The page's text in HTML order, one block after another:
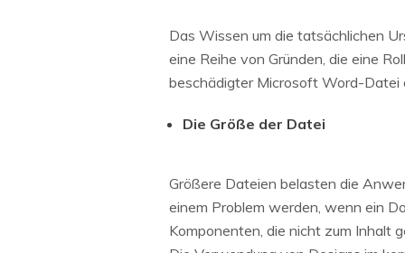
Das Wissen um die tatsächlichen
eine Reihe von Gründen, die eine
beschädigter Microsoft Word-Datei
Die Größe der Datei
Größere Dateien belasten die
einem Problem werden, wenn ein
Komponenten, die nicht zum Inhalt